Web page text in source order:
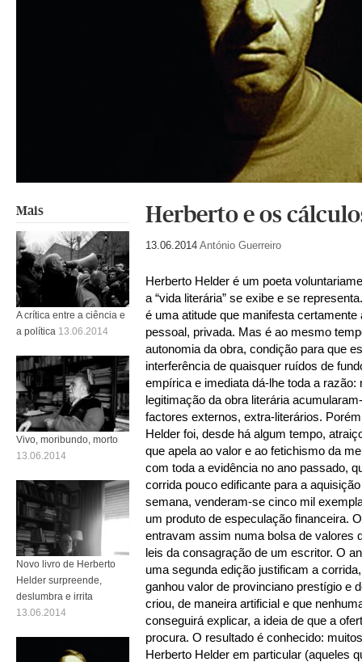
Herberto e os
13.06.2014 António Guerreiro
Herberto Helder é um poeta
a “vida literária” se exibe e se
é uma atitude que manifesta certamente
pessoal, privada. Mas é ao mesmo
autonomia da obra, condição para que
interferência de quaisquer ruídos de
empírica e imediata dá-lhe toda a razão:
legitimação da obra literária
factores externos, extra-literários.
Helder foi, desde há algum tempo,
que apela ao valor e ao fetichismo da
com toda a evidência no ano passado,
corrida pouco edificante para a
semana, venderam-se cinco mil
um produto de especulação financeira.
entravam assim numa bolsa de valores
leis da consagração de um escritor. O
uma segunda edição justificam a
ganhou valor de provinciano prestígio e
criou, de maneira artificial e que
conseguirá explicar, a ideia de que a
procura. O resultado é conhecido:
Herberto Helder em particular (aqueles
Mais
A crítica entre a ciência e
a política 13.06.2014
Vivo, moribundo, morto
13.06.2014
Novo livro de Herberto
Helder surpreende,
deslumbra e irrita
13.06.2014